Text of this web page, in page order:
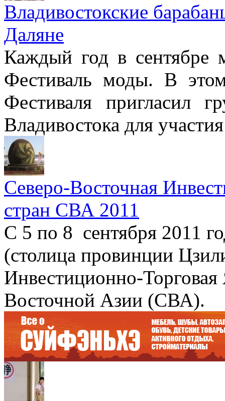
Владивостокские
Даляне
Каждый год в сентябре
Фестиваль моды. В
Фестиваля пригласил
Владивостока для
Северо-Восточная
стран СВА 2011
С 5 по 8 сентября 2011
(столица провинции
Инвестиционно-
Восточной Азии (СВА).